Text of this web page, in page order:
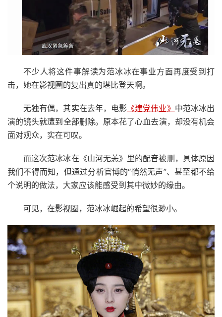
不少人将这件事解读为范冰冰在事业方面再度受到打
击，她在影视圈的复出真的堪比登天啊。
无独有偶，其实在去年，电影 《建党伟业》 中范冰冰出
演的镜头就遭到全部删除。原本花了心血去演，却没有机会
面对观众，实在可叹。
而这次范冰冰在《山河无恙》里的配音被删，具体原因
我们不得而知，但通过分析官博的“悄然无声”、甚至都不给
个说明的做法，大家应该能感受到其中微妙的缘由。
可见，在影视圈，范冰冰崛起的希望很渺小。